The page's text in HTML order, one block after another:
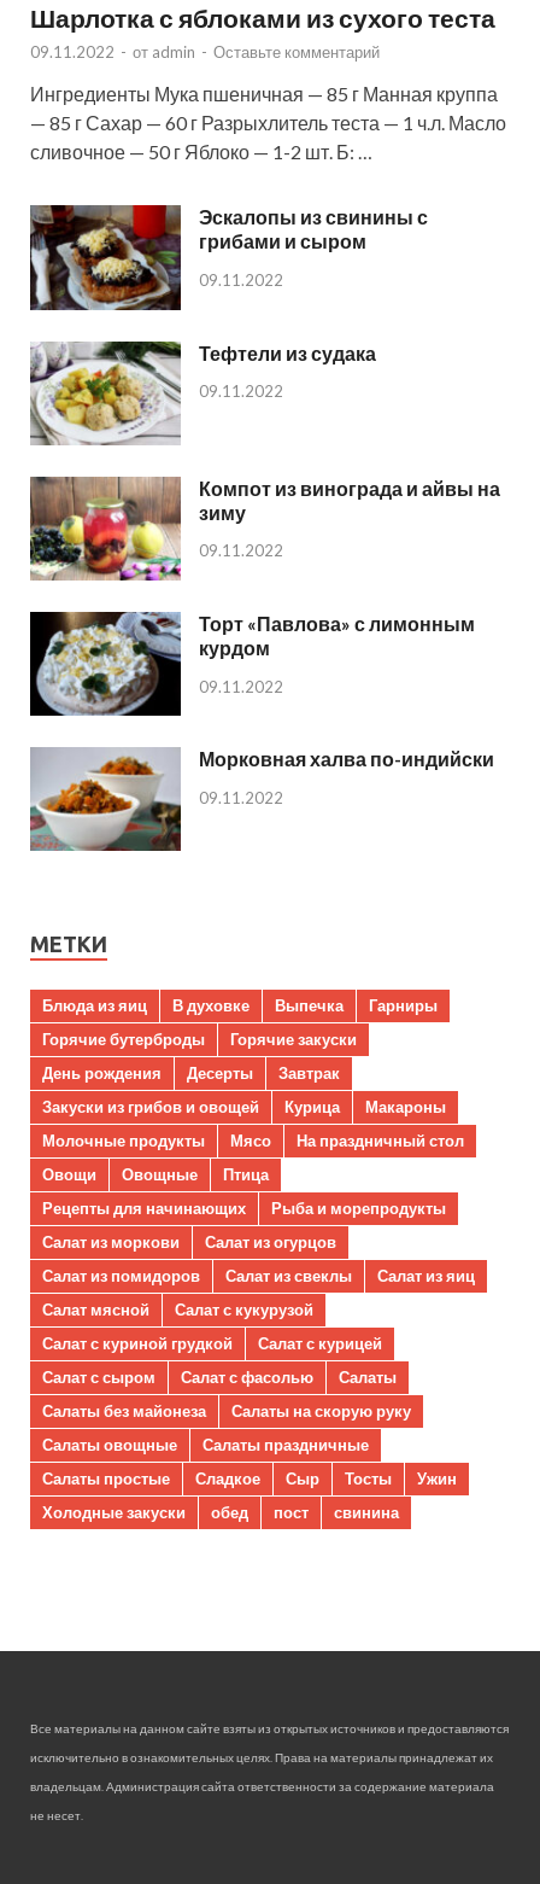
Шарлотка с яблоками из сухого теста
09.11.2022 - от admin - Оставьте комментарий
Ингредиенты Мука пшеничная — 85 г Манная круппа
— 85 г Сахар — 60 г Разрыхлитель теста — 1 ч.л. Масло
сливочное — 50 г Яблоко — 1-2 шт. Б: …
Эскалопы из свинины с
грибами и сыром
09.11.2022
Тефтели из судака
09.11.2022
Компот из винограда и айвы на
зиму
09.11.2022
Торт «Павлова» с лимонным
курдом
09.11.2022
Морковная халва по-индийски
09.11.2022
МЕТКИ
Блюда из яиц В духовке Выпечка
Гарниры
Горячие бутерброды
Горячие закуски
День рождения
Десерты
Завтрак
Закуски из грибов и овощей
Курица
Макароны
Молочные продукты
Мясо
На праздничный стол
Овощи
Овощные
Птица
Рецепты для начинающих
Рыба и морепродукты
Салат из моркови
Салат из огурцов
Салат из помидоров
Салат из свеклы
Салат из яиц
Салат мясной
Салат с кукурузой
Салат с куриной грудкой
Салат с курицей
Салат с сыром
Салат с фасолью
Салаты
Салаты без майонеза
Салаты на скорую руку
Салаты овощные
Салаты праздничные
Салаты простые
Сладкое Сыр Тосты
Ужин
Холодные закуски
обед пост свинина
Все материалы на данном сайте взяты из открытых источников и предоставляются
исключительно в ознакомительных целях. Права на материалы принадлежат их
владельцам. Администрация сайта ответственности за содержание материала
не несет.